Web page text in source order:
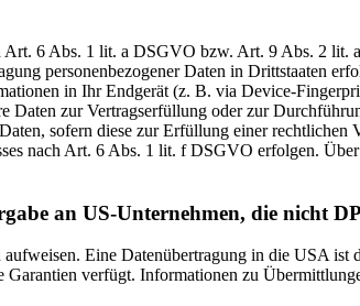
6 Abs. 1 lit. a DSGVO bzw. Art. 9 Abs. 2 lit.
personenbezogener Daten in Drittstaaten
in Ihr Endgerät (z. B. via Device-
zur Vertragserfüllung oder zur
sofern diese zur Erfüllung einer rechtlichen
nach Art. 6 Abs. 1 lit. f DSGVO erfolgen.
an US-Unternehmen, die nicht
Eine Datenübertragung in die USA ist
verfügt. Informationen zu